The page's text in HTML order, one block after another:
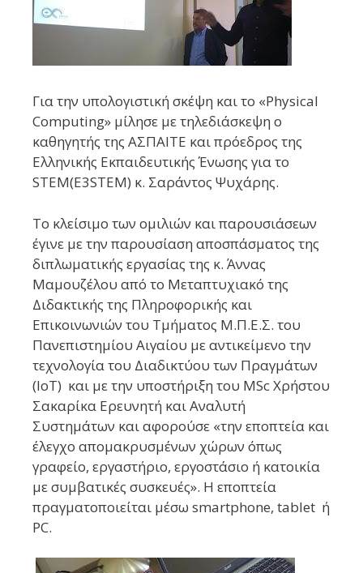
Για την υπολογιστική σκέψη και το «Physical
Computing» μίλησε με τηλεδιάσκεψη ο
καθηγητής της ΑΣΠΑΙΤΕ και πρόεδρος της
Ελληνικής Εκπαιδευτικής Ένωσης για το
STEM(Ε3STEM) κ. Σαράντος Ψυχάρης.
Το κλείσιμο των ομιλιών και παρουσιάσεων
έγινε με την παρουσίαση αποσπάσματος της
διπλωματικής εργασίας της κ. Άννας
Μαμουζέλου από το Μεταπτυχιακό της
Διδακτικής της Πληροφορικής και
Επικοινωνιών του Τμήματος Μ.Π.Ε.Σ. του
Πανεπιστημίου Αιγαίου με αντικείμενο την
τεχνολογία του Διαδικτύου των Πραγμάτων
(IoT) και με την υποστήριξη του ΜSc Χρήστου
Σακαρίκα Ερευνητή και Αναλυτή
Συστημάτων και αφορούσε «την εποπτεία και
έλεγχο απομακρυσμένων χώρων όπως
γραφείο, εργαστήριο, εργοστάσιο ή κατοικία
με συμβατικές συσκευές». Η εποπτεία
πραγματοποιείται μέσω smartphone, tablet ή
PC.